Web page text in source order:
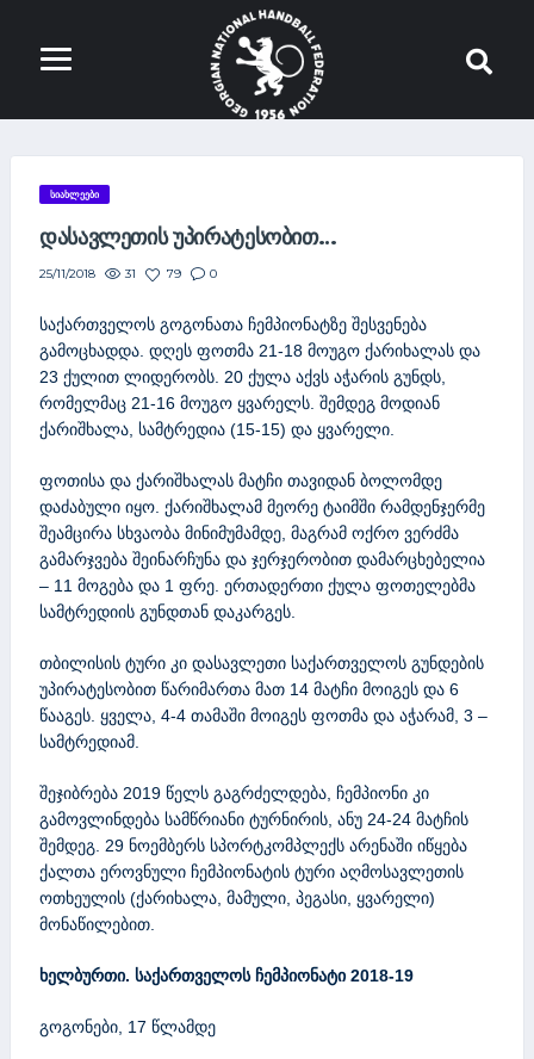
ᲡᲘᲐᲮᲚᲔᲔᲑᲘ
ᲓᲐᲡᲐᲕᲚᲔᲗᲘᲡ ᲣᲞᲘᲠᲐᲢᲔᲡᲝᲑᲘᲗ…
25/11/2018 31 79 0
საქართველოს გოგონათა ჩემპიონატზე შესვენება
გამოცხადდა. დღეს ფოთმა 21-18 მოუგო ქარიხალას და
23 ქულით ლიდერობს. 20 ქულა აქვს აჭარის გუნდს,
რომელმაც 21-16 მოუგო ყვარელს. შემდეგ მოდიან
ქარიშხალა, სამტრედია (15-15) და ყვარელი.
ფოთისა და ქარიშხალას მატჩი თავიდან ბოლომდე
დაძაბული იყო. ქარიშხალამ მეორე ტაიმში რამდენჯერმე
შეამცირა სხვაობა მინიმუმამდე, მაგრამ ოქრო ვერძმა
გამარჯვება შეინარჩუნა და ჯერჯერობით დამარცხებელია
– 11 მოგება და 1 ფრე. ერთადერთი ქულა ფოთელებმა
სამტრედიის გუნდთან დაკარგეს.
თბილისის ტური კი დასავლეთი საქართველოს გუნდების
უპირატესობით წარიმართა მათ 14 მატჩი მოიგეს და 6
წააგეს. ყველა, 4-4 თამაში მოიგეს ფოთმა და აჭარამ, 3 –
სამტრედიამ.
შეჯიბრება 2019 წელს გაგრძელდება, ჩემპიონი კი
გამოვლინდება სამწრიანი ტურნირის, ანუ 24-24 მატჩის
შემდეგ. 29 ნოემბერს სპორტკომპლექს არენაში იწყება
ქალთა ეროვნული ჩემპიონატის ტური აღმოსავლეთის
ოთხეულის (ქარიხალა, მამული, პეგასი, ყვარელი)
მონაწილებით.
ხელბურთი. საქართველოს ჩემპიონატი 2018-19
გოგონები, 17 წლამდე